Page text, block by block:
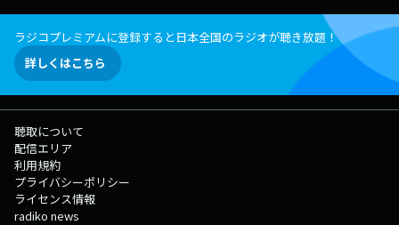
ラジコプレミアムに登録すると日本全国のラジオが聴き放題！
詳しくはこちら
聴取について
配信エリア
利用規約
プライバシーポリシー
ライセンス情報
radiko news